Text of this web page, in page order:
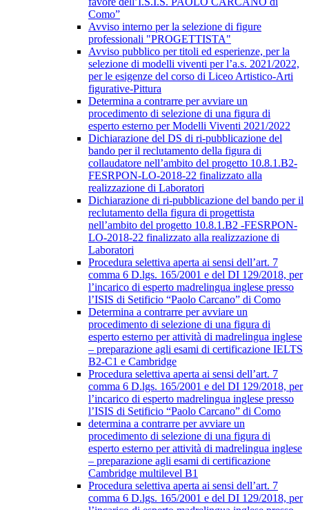
Como”
Avviso interno per la selezione di figure
professionali "PROGETTISTA"
Avviso pubblico per titoli ed esperienze, per la
selezione di modelli viventi per l’a.s. 2021/2022,
per le esigenze del corso di Liceo Artistico-Arti
figurative-Pittura
Determina a contrarre per avviare un
procedimento di selezione di una figura di
esperto esterno per Modelli Viventi 2021/2022
Dichiarazione del DS di ri-pubblicazione del
bando per il reclutamento della figura di
collaudatore nell’ambito del progetto 10.8.1.B2-
FESRPON-LO-2018-22 finalizzato alla
realizzazione di Laboratori
Dichiarazione di ri-pubblicazione del bando per il
reclutamento della figura di progettista
nell’ambito del progetto 10.8.1.B2 -FESRPON-
LO-2018-22 finalizzato alla realizzazione di
Laboratori
Procedura selettiva aperta ai sensi dell’art. 7
comma 6 D.lgs. 165/2001 e del DI 129/2018, per
l’incarico di esperto madrelingua inglese presso
l’ISIS di Setificio “Paolo Carcano” di Como
Determina a contrarre per avviare un
procedimento di selezione di una figura di
esperto esterno per attività di madrelingua inglese
– preparazione agli esami di certificazione IELTS
B2-C1 e Cambridge
Procedura selettiva aperta ai sensi dell’art. 7
comma 6 D.lgs. 165/2001 e del DI 129/2018, per
l’incarico di esperto madrelingua inglese presso
l’ISIS di Setificio “Paolo Carcano” di Como
determina a contrarre per avviare un
procedimento di selezione di una figura di
esperto esterno per attività di madrelingua inglese
– preparazione agli esami di certificazione
Cambridge multilevel B1
Procedura selettiva aperta ai sensi dell’art. 7
comma 6 D.lgs. 165/2001 e del DI 129/2018, per